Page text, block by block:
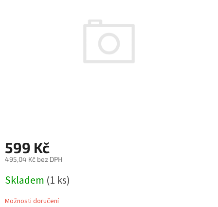
599 Kč
495,04 Kč bez DPH
cena:
Skladem (1 ks)
Možnosti doručení